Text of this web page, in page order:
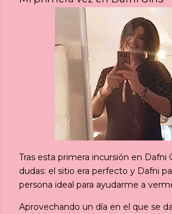
Tras esta primera incursión en Dafni
dudas: el sitio era perfecto y Dafni
persona ideal para ayudarme a
Aprovechando un día en el que se